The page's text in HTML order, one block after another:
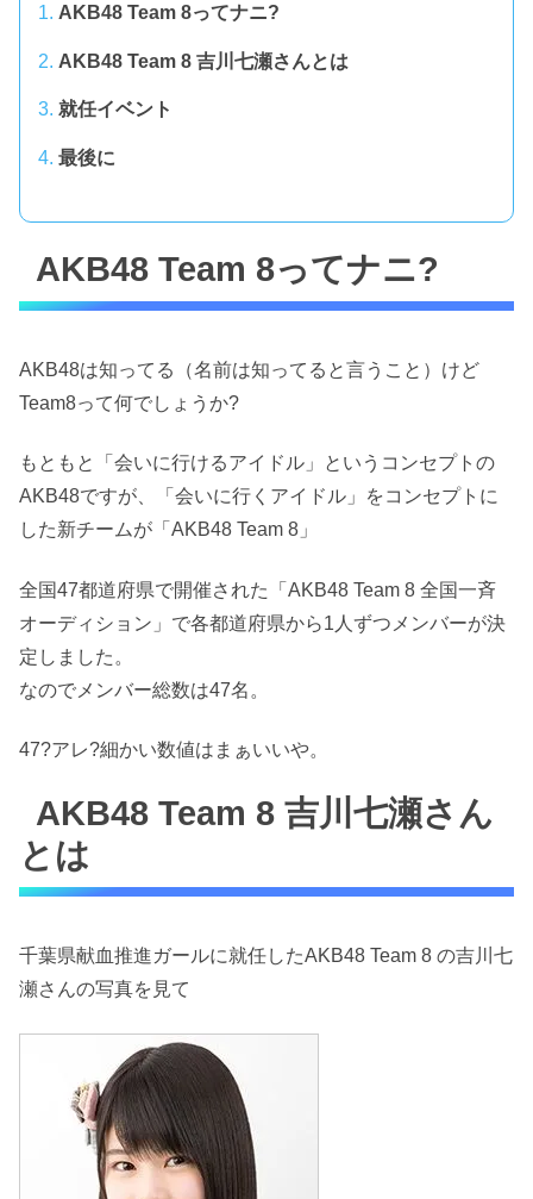
AKB48 Team 8ってナニ?
AKB48 Team 8 吉川七瀬さんとは
就任イベント
最後に
AKB48 Team 8ってナニ?
AKB48は知ってる（名前は知ってると言うこと）けど
Team8って何でしょうか?
もともと「会いに行けるアイドル」というコンセプトの
AKB48ですが、「会いに行くアイドル」をコンセプトに
した新チームが「AKB48 Team 8」
全国47都道府県で開催された「AKB48 Team 8 全国一斉
オーディション」で各都道府県から1人ずつメンバーが決
定しました。
なのでメンバー総数は47名。
47?アレ?細かい数値はまぁいいや。
AKB48 Team 8 吉川七瀬さん
とは
千葉県献血推進ガールに就任したAKB48 Team 8 の吉川七
瀬さんの写真を見て